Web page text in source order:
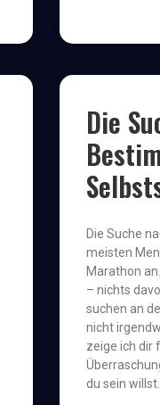
Die
Die Suche
meisten
Marathon
– nichts
suchen an
nicht
zeige ich dir
du sein willst.